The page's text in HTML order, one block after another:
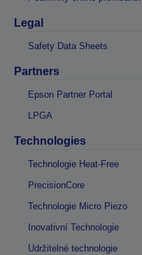
Legal
Safety Data Sheets
Partners
Epson Partner Portal
LPGA
Technologies
Technologie Heat-Free
PrecisionCore
Technologie Micro Piezo
Inovativní Technologie
Udržitelné technologie